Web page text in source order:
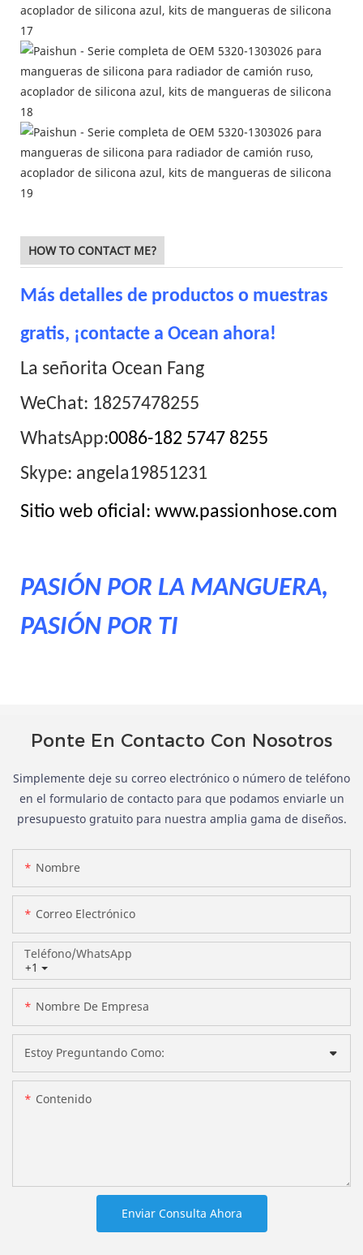
HOW TO CONTACT ME?
Más detalles de productos o muestras
gratis, ¡contacte a Ocean ahora!
La señorita Ocean Fang
WeChat: 18257478255
WhatsApp:0086-182 5747 8255
Skype: angela19851231
Sitio web oficial: www.passionhose.com
PASIÓN POR LA MANGUERA,
PASIÓN POR TI
Ponte En Contacto Con Nosotros
Simplemente deje su correo electrónico o número de teléfono
en el formulario de contacto para que podamos enviarle un
presupuesto gratuito para nuestra amplia gama de diseños.
Nombre
Correo Electrónico
+1
Teléfono/WhatsApp
Nombre De Empresa
Estoy Preguntando Como:
Contenido
Enviar Consulta Ahora